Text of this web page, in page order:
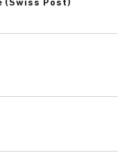
(Swiss Post)